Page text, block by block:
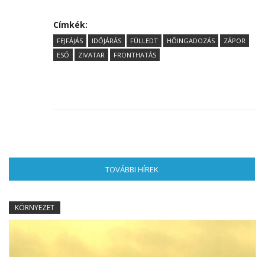
Címkék:
FEJFÁJÁS IDŐJÁRÁS FÜLLEDT HŐINGADOZÁS
ZÁPOR
ESŐ
ZIVATAR FRONTHATÁS
TOVÁBBI HÍREK
KÖRNYEZET